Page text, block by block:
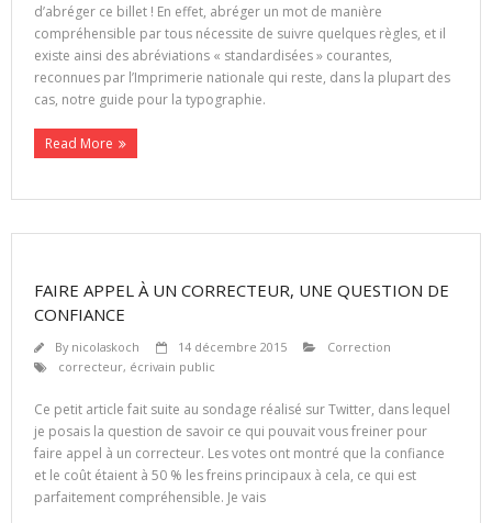
d’abréger ce billet ! En effet, abréger un mot de manière
compréhensible par tous nécessite de suivre quelques règles, et il
existe ainsi des abréviations « standardisées » courantes,
reconnues par l’Imprimerie nationale qui reste, dans la plupart des
cas, notre guide pour la typographie.
Read More
FAIRE APPEL À UN CORRECTEUR, UNE QUESTION DE
CONFIANCE
By nicolaskoch 14 décembre 2015
Correction
correcteur, écrivain public
Ce petit article fait suite au sondage réalisé sur Twitter, dans lequel
je posais la question de savoir ce qui pouvait vous freiner pour
faire appel à un correcteur. Les votes ont montré que la confiance
et le coût étaient à 50 % les freins principaux à cela, ce qui est
parfaitement compréhensible. Je vais